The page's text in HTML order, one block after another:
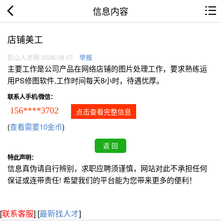
信息内容
店铺美工
彭山人才网 2026.08.07 举报
主要工作是公司产品在网络店铺的图片处理工作，要求熟练运
用PS修图软件,工作时间每天8小时，待遇优厚。
联系人手机/微信：
156****3702 点击查看完整信息
(查看需要10金币)
特此声明：
信息真伪请自行辨别，求职应聘须谨慎，网站对此不承担任何
保证或连带责任! 希望我们的平台能为您带来更多的便利！
[联系客服] [最新找人才]